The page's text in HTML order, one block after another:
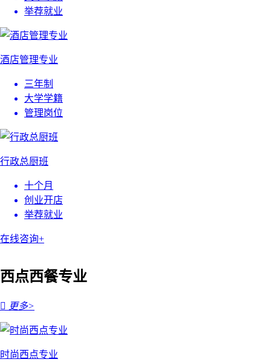
举荐就业
酒店管理专业
三年制
大学学籍
管理岗位
行政总厨班
十个月
创业开店
举荐就业
在线咨询+
西点西餐专业
 更多>
时尚西点专业